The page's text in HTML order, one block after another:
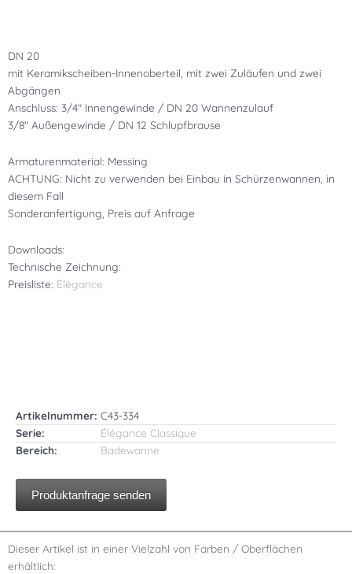
DN 20
mit Keramikscheiben-Innenoberteil, mit zwei Zuläufen und zwei
Abgängen
Anschluss: 3/4″ Innengewinde / DN 20 Wannenzulauf
3/8″ Außengewinde / DN 12 Schlupfbrause
Armaturenmaterial: Messing
ACHTUNG: Nicht zu verwenden bei Einbau in Schürzenwannen, in
diesem Fall
Sonderanfertigung, Preis auf Anfrage
Downloads:
Technische Zeichnung:
Preisliste: Élégance
Artikelnummer: C43-334
Serie:
Élégance Classique
Bereich:
Badewanne
Produktanfrage senden
Dieser Artikel ist in einer Vielzahl von Farben / Oberflächen
erhältlich: